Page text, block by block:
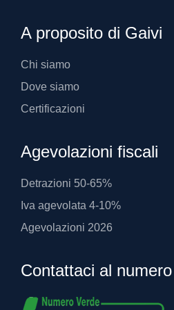
A proposito di Gaivi
Chi siamo
Dove siamo
Certificazioni
Agevolazioni fiscali
Detrazioni 50-65%
Iva agevolata 4-10%
Agevolazioni 2026
Contattaci al